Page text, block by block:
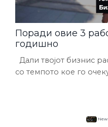
Поради овие 3
годишно
Дали твојот бизнис
со темпото кое го
зборуваме за овие